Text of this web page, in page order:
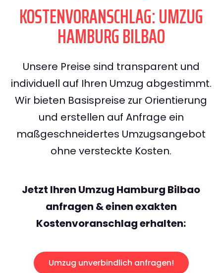
KOSTENVORANSCHLAG: UMZUG
HAMBURG BILBAO
Unsere Preise sind transparent und
individuell auf Ihren Umzug abgestimmt.
Wir bieten Basispreise zur Orientierung
und erstellen auf Anfrage ein
maßgeschneidertes Umzugsangebot
ohne versteckte Kosten.
Jetzt Ihren Umzug Hamburg Bilbao
anfragen & einen exakten
Kostenvoranschlag erhalten:
Umzug unverbindlich anfragen!